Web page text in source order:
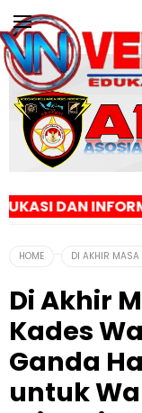
PUBLIK
HOME ‎DI AKHIR MASA
‎Di Akhir
Kades
Ganda
untuk